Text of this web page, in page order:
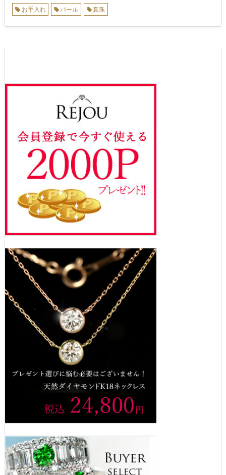
お手入れ パール 真珠